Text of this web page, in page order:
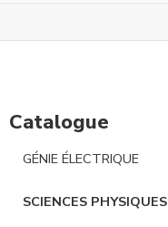
Catalogue
GÉNIE ÉLECTRIQUE
SCIENCES PHYSIQUES